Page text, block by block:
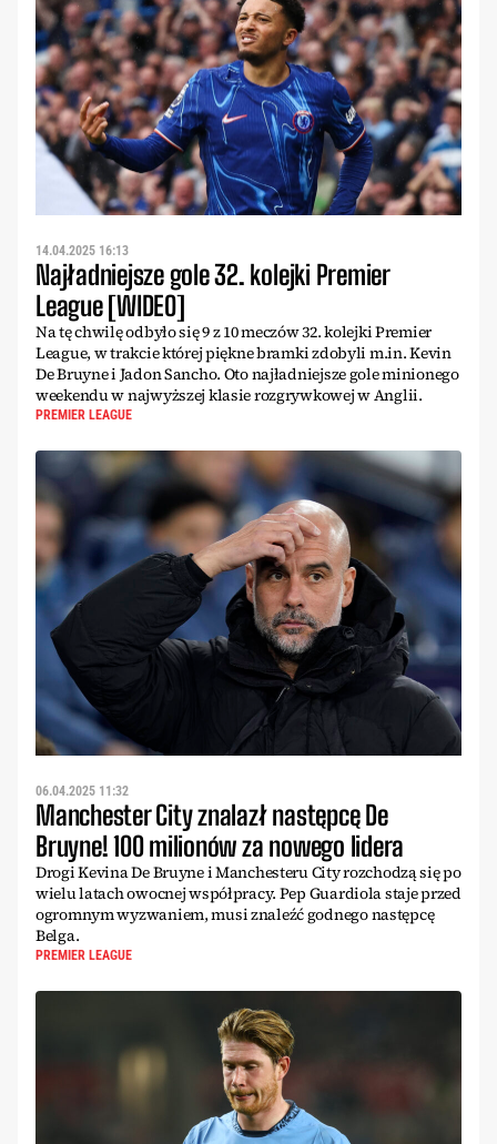
14.04.2025 16:13
Najładniejsze gole 32. kolejki Premier
League [WIDEO]
Na tę chwilę odbyło się 9 z 10 meczów 32. kolejki Premier
League, w trakcie której piękne bramki zdobyli m.in. Kevin
De Bruyne i Jadon Sancho. Oto najładniejsze gole minionego
weekendu w najwyższej klasie rozgrywkowej w Anglii.
PREMIER LEAGUE
06.04.2025 11:32
Manchester City znalazł następcę De
Bruyne! 100 milionów za nowego lidera
Drogi Kevina De Bruyne i Manchesteru City rozchodzą się po
wielu latach owocnej współpracy. Pep Guardiola staje przed
ogromnym wyzwaniem, musi znaleźć godnego następcę
Belga.
PREMIER LEAGUE